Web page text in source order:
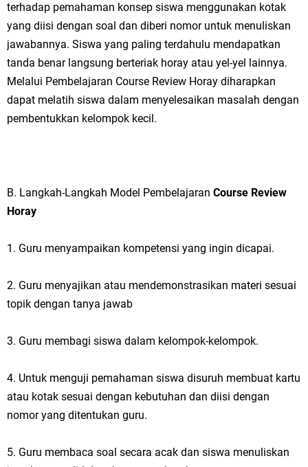
terhadap pemahaman konsep siswa menggunakan kotak
yang diisi dengan soal dan diberi nomor untuk menuliskan
jawabannya. Siswa yang paling terdahulu mendapatkan
tanda benar langsung berteriak horay atau yel-yel lainnya.
Melalui Pembelajaran Course Review Horay diharapkan
dapat melatih siswa dalam menyelesaikan masalah dengan
pembentukkan kelompok kecil.
B. Langkah-Langkah Model Pembelajaran Course Review
Horay
1. Guru menyampaikan kompetensi yang ingin dicapai.
2. Guru menyajikan atau mendemonstrasikan materi sesuai
topik dengan tanya jawab
3. Guru membagi siswa dalam kelompok-kelompok.
4. Untuk menguji pemahaman siswa disuruh membuat kartu
atau kotak sesuai dengan kebutuhan dan diisi dengan
nomor yang ditentukan guru.
5. Guru membaca soal secara acak dan siswa menuliskan